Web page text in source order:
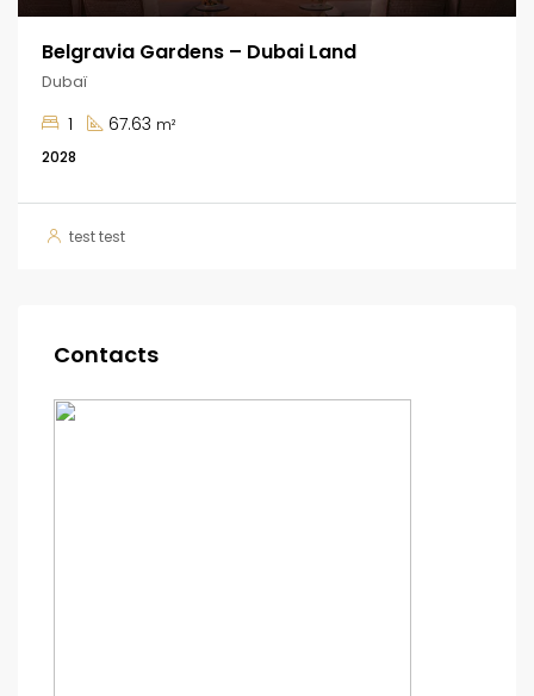
Belgravia Gardens – Dubai Land
Dubaï
1 67.63 m²
2028
test test
Contacts